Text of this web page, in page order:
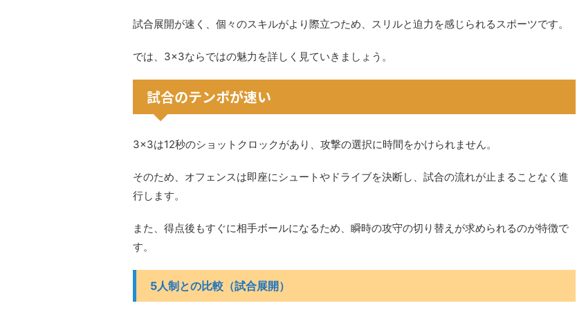
試合展開が速く、個々のスキルがより際立つため、スリルと迫力を感じられるスポーツです。
では、3×3ならではの魅力を詳しく見ていきましょう。
試合のテンポが速い
3×3は12秒のショットクロックがあり、攻撃の選択に時間をかけられません。
そのため、オフェンスは即座にシュートやドライブを決断し、試合の流れが止まることなく進
行します。
また、得点後もすぐに相手ボールになるため、瞬時の攻守の切り替えが求められるのが特徴で
す。
5人制との比較（試合展開）